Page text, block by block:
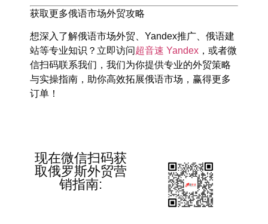
获取更多俄语市场外贸攻略
想深入了解俄语市场外贸、Yandex推广、俄语建
站等专业知识？立即访问超音速 Yandex ，或者微
信扫码联系我们，我们为你提供专业的外贸策略
与实操指南，助你高效拓展俄语市场，赢得更多
订单！
现在微信扫码获
取俄罗斯外贸营
销指南: